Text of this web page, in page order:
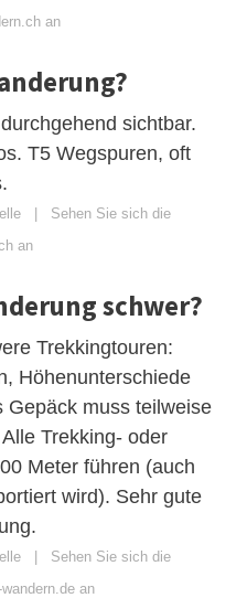
an
sichtbar.
T5 Wegspuren, oft
| Sehen Sie sich die
an
schwer?
Trekkingtouren:
Höhenunterschiede
Gepäck muss teilweise
Trekking- oder
Meter führen (auch
wird). Sehr gute
| Sehen Sie sich die
an